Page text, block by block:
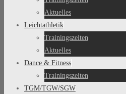
Aktuelles
Leichtathletik
Trainingszeiten
Aktuelles
Dance & Fitness
Trainingszeiten
TGM/TGW/SGW